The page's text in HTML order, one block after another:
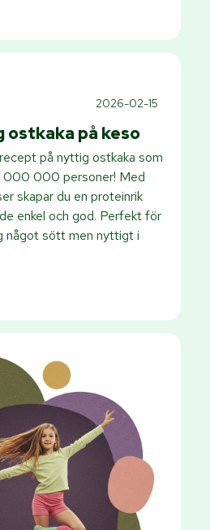
2026-02-15
ostkaka på keso
på nyttig ostkaka som
000 000 personer! Med
skapar du en proteinrik
enkel och god. Perfekt för
något sött men nyttigt i